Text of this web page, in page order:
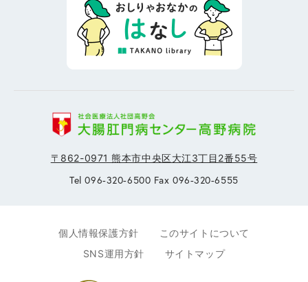
〒862-0971 熊本市中央区大江3丁目2番55号
Tel 096-320-6500 Fax 096-320-6555
個人情報保護方針
このサイトについて
SNS運用方針
サイトマップ